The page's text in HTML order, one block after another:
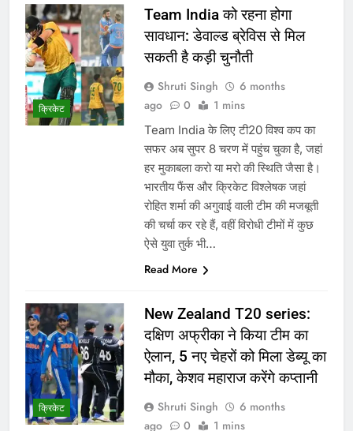
क्रिकेट
Team India को रहना होगा
सावधान: डेवाल्ड ब्रेविस से मिल
सकती है कड़ी चुनौती
Shruti Singh
6 months
ago
0 1 mins
Team India के लिए टी20 विश्व कप का
सफर अब सुपर 8 चरण में पहुंच चुका है, जहां
हर मुकाबला करो या मरो की स्थिति जैसा है।
भारतीय फैंस और क्रिकेट विश्लेषक जहां
रोहित शर्मा की अगुवाई वाली टीम की मजबूती
की चर्चा कर रहे हैं, वहीं विरोधी टीमों में कुछ
ऐसे युवा तुर्क भी…
Read More
क्रिकेट
New Zealand T20 series:
दक्षिण अफ्रीका ने किया टीम का
ऐलान, 5 नए चेहरों को मिला डेब्यू का
मौका, केशव महाराज करेंगे कप्तानी
Shruti Singh
6 months
ago
0 1 mins